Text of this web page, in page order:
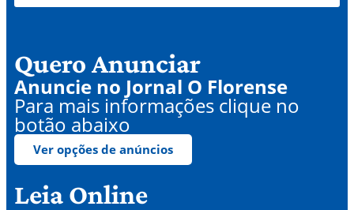
Quero Anunciar
Anuncie no Jornal O Florense
Para mais informações clique no
botão abaixo
Ver opções de anúncios
Leia Online